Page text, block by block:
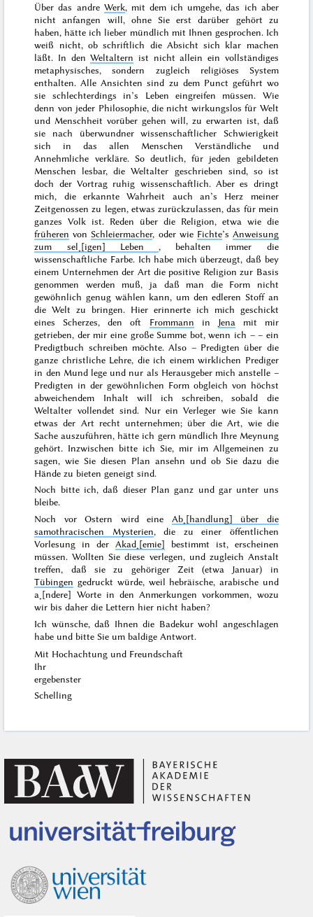
Über das andre Werk, mit dem ich umgehe, das ich aber
nicht anfangen will, ohne Sie erst darüber gehört zu
haben, hätte ich lieber mündlich mit Ihnen gesprochen. Ich
weiß nicht, ob schriftlich die Absicht sich klar machen
läßt. In denWeltaltern ist nicht allein ein vollständiges
metaphysisches, sondern zugleich religiöses System
enthalten. Alle Ansichten sind zu dem Punct geführt wo
sie schlechterdings in’s Leben eingreifen müssen. Wie
denn von jeder Philosophie, die nicht wirkungslos für Welt
und Menschheit vorüber gehen will, zu erwarten ist, daß
sie nach überwundner wissenschaftlicher Schwierigkeit
sich in das allen Menschen Verständliche und
Annehmliche verkläre. So deutlich, für jeden gebildeten
Menschen lesbar, die Weltalter geschrieben sind, so ist
doch der Vortrag ruhig wissenschaftlich. Aber es dringt
mich, die erkannte Wahrheit auch an’s Herz meiner
Zeitgenossen zu legen, etwas zurückzulassen, das für mein
ganzes Volk ist. Reden über die Religion, etwa wie die
früheren von Schleiermacher, oder wie Fichte’s Anweisung
zum sel˖[igen] Leben , behalten immer die
wissenschaftliche Farbe. Ich habe mich überzeugt, daß bey
einem Unternehmen der Art die positive Religion zur Basis
genommen werden muß, ja daß man die Form nicht
gewöhnlich genug wählen kann, um den edleren Stoff an
die Welt zu bringen. Hier erinnerte ich mich geschickt
eines Scherzes, den oft Frommann in Jena mit mir
getrieben, der mir eine große Summe bot, wenn ich – – ein
Predigtbuch schreiben möchte. Also – Predigten über die
ganze christliche Lehre, die ich einem wirklichen Prediger
in den Mund lege und nur als Herausgeber mich anstelle –
Predigten in der gewöhnlichen Form obgleich von höchst
abweichendem Inhalt will ich schreiben, sobald die
Weltalter vollendet sind. Nur ein Verleger wie Sie kann
etwas der Art recht unternehmen; über die Art, wie die
Sache auszuführen, hätte ich gern mündlich Ihre Meynung
gehört. Inzwischen bitte ich Sie, mir im Allgemeinen zu
sagen, wie Sie diesen Plan ansehn und ob Sie dazu die
Hände zu bieten geneigt sind.
Noch bitte ich, daß dieser Plan ganz und gar unter uns
bleibe.
Noch vor Ostern wird eine Ab˖[handlung] über die
samothracischen Mysterien, die zu einer öffentlichen
Vorlesung in der Akad˖[emie] bestimmt ist, erscheinen
müssen. Wollten Sie diese verlegen, und zugleich Anstalt
treffen, daß sie zu gehöriger Zeit (etwa Januar) in
Tübingen gedruckt würde, weil hebräische, arabische und
a˖[ndere] Worte in den Anmerkungen vorkommen, wozu
wir bis daher die Lettern hier nicht haben?
Ich wünsche, daß Ihnen die Badekur wohl angeschlagen
habe und bitte Sie um baldige Antwort.
Mit Hochachtung und Freundschaft
Ihr
ergebenster
Schelling